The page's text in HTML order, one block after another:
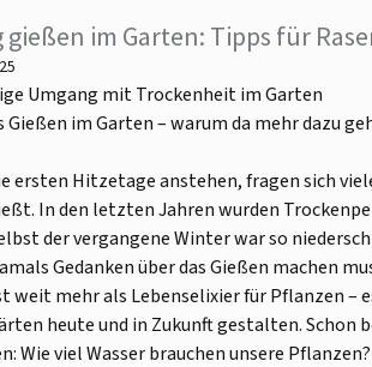
gießen im Garten: Tipps für
Umgang mit Trockenheit im Garten
Gießen im Garten – warum da mehr dazu
ersten Hitzetage anstehen, fragen sich
In den letzten Jahren wurden
der vergangene Winter war so
Gedanken über das Gießen machen
weit mehr als Lebenselixier für Pflanzen –
heute und in Zukunft gestalten. Schon
Wie viel Wasser brauchen unsere